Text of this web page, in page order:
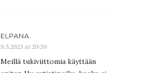
ELPANA
9.5.2023 at 20:39
Meillä tukiviittomia käyttään